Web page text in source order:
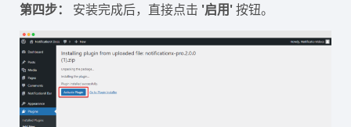
第四步： 安装完成后，直接点击 '启用'按钮。